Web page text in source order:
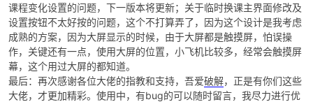
课程变化设置的问题，下一版本将更新；关于临时换课主界面修改及
设置按钮不太好按的问题，这个不打算弄了，因为这个设计是我考虑
成熟的方案，因为大屏显示的时候，由于大屏都是触摸屏，怕误操
作，关键还有一点，使用大屏的位置，小飞机比较多，经常会触摸屏
幕，这个用过大屏的都知道。
最后：再次感谢各位大佬的指教和支持，吾爱破解，正是有你们这些
大佬，才更加精彩。使用中，有bug的可以随时留言，我尽力进行优